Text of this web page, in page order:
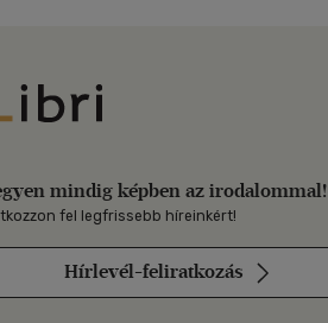
Libri
mindig képben az irodalommal!
fel legfrissebb híreinkért!
Hírlevél-feliratkozás